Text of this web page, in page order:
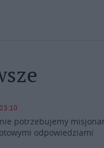
potrzebujemy
odpowiedziami